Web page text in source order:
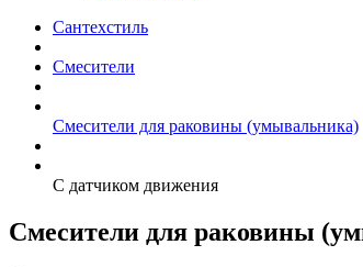
Сантехстиль
Смесители
Смесители для раковины (умывальника)
С датчиком движения
Смесители для раковины